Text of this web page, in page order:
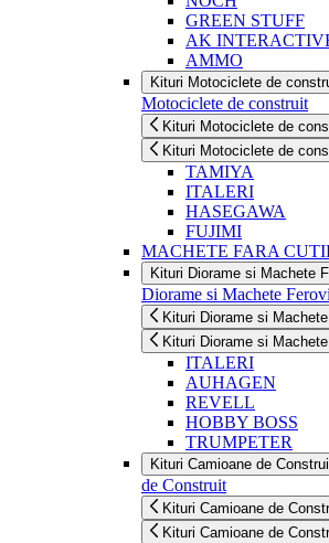
GREEN STUFF
AK
AMMO
Kituri Motociclete de
Motociclete de construit
Kituri Motociclete de
Kituri Motociclete de
TAMIYA
ITALERI
HASEGAWA
FUJIMI
MACHETE FARA
Kituri Diorame si Machete
Diorame si Machete
Kituri Diorame si
Kituri Diorame si
ITALERI
AUHAGEN
REVELL
HOBBY BOSS
TRUMPETER
Kituri Camioane de
de Construit
Kituri Camioane de
Kituri Camioane de